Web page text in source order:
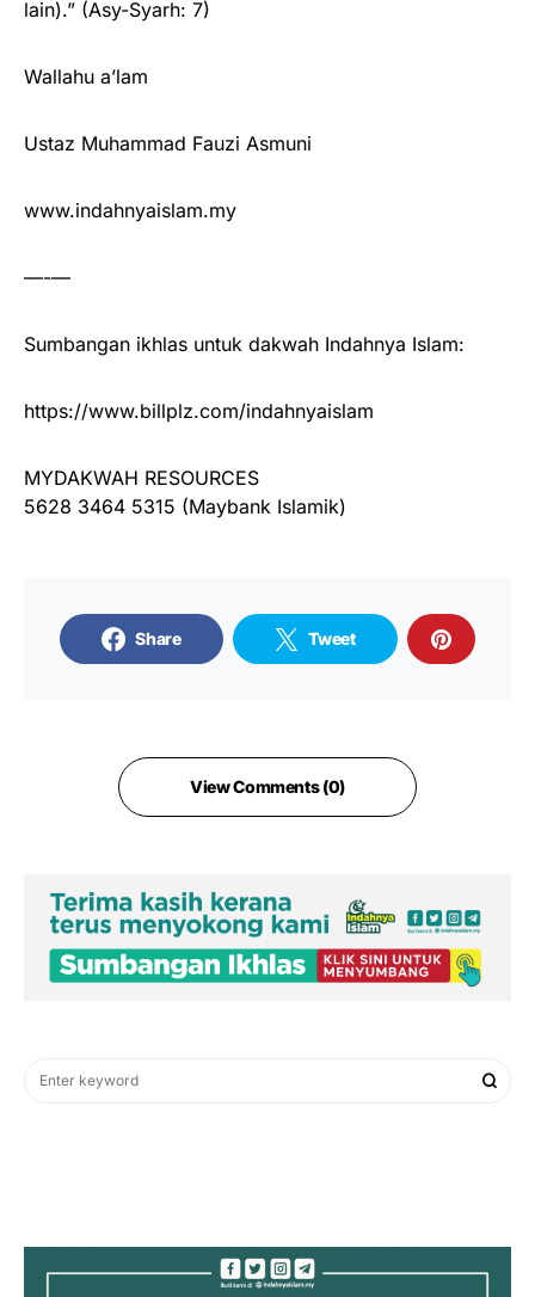
lain).” (Asy-Syarh: 7)
Wallahu a’lam
Ustaz Muhammad Fauzi Asmuni
www.indahnyaislam.my
—-—
Sumbangan ikhlas untuk dakwah Indahnya Islam:
https://www.billplz.com/indahnyaislam
MYDAKWAH RESOURCES
5628 3464 5315 (Maybank Islamik)
Share Tweet
View Comments (0)